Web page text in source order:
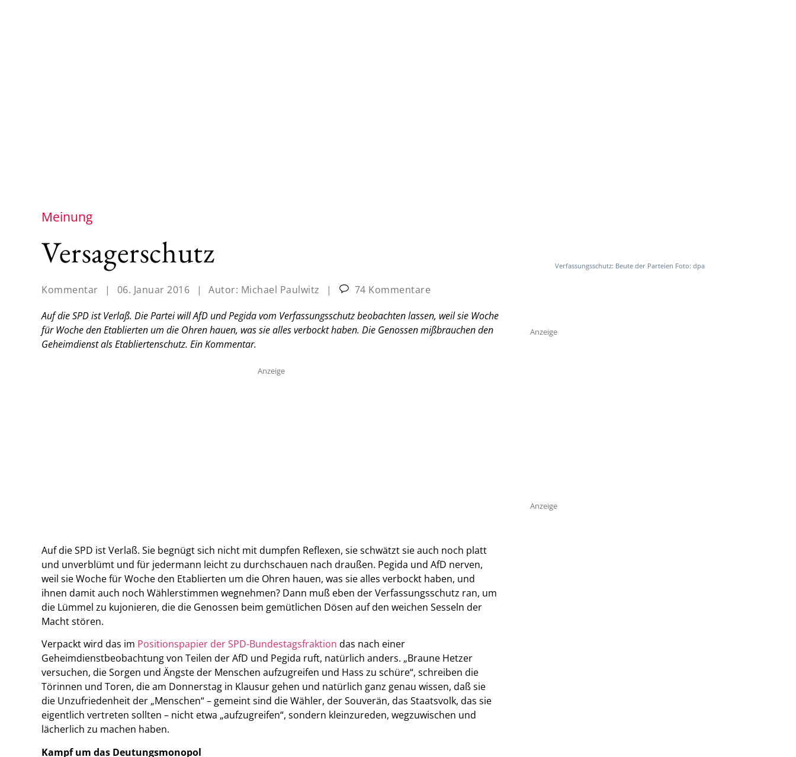
Meinung
Versagerschutz
Kommentar | 06. Januar 2016 | Autor: Michael Paulwitz |
74 Kommentare
Auf die SPD ist Verlaß. Die Partei will AfD und Pegida vom Verfassungsschutz beobachten lassen, weil sie Woche
für Woche den Etablierten um die Ohren hauen, was sie alles verbockt haben. Die Genossen mißbrauchen den
Geheimdienst als Etabliertenschutz. Ein Kommentar.
Anzeige
Auf die SPD ist Verlaß. Sie begnügt sich nicht mit dumpfen Reflexen, sie schwätzt sie auch noch platt
und unverblümt und für jedermann leicht zu durchschauen nach draußen. Pegida und AfD nerven,
weil sie Woche für Woche den Etablierten um die Ohren hauen, was sie alles verbockt haben, und
ihnen damit auch noch Wählerstimmen wegnehmen? Dann muß eben der Verfassungsschutz ran, um
die Lümmel zu kujonieren, die die Genossen beim gemütlichen Dösen auf den weichen Sesseln der
Macht stören.
Verpackt wird das im Positionspapier der SPD-Bundestagsfraktion das nach einer
Geheimdienstbeobachtung von Teilen der AfD und Pegida ruft, natürlich anders. „Braune Hetzer
versuchen, die Sorgen und Ängste der Menschen aufzugreifen und Hass zu schüre“, schreiben die
Törinnen und Toren, die am Donnerstag in Klausur gehen und natürlich ganz genau wissen, daß sie
die Unzufriedenheit der „Menschen“ – gemeint sind die Wähler, der Souverän, das Staatsvolk, das sie
eigentlich vertreten sollten – nicht etwa „aufzugreifen“, sondern kleinzureden, wegzuwischen und
lächerlich zu machen haben.
Kampf um das Deutungsmonopol
Verfassungsschutz: Beute der Parteien Foto: dpa
Anzeige
Anzeige